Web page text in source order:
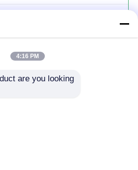
4:16 PM
are you looking